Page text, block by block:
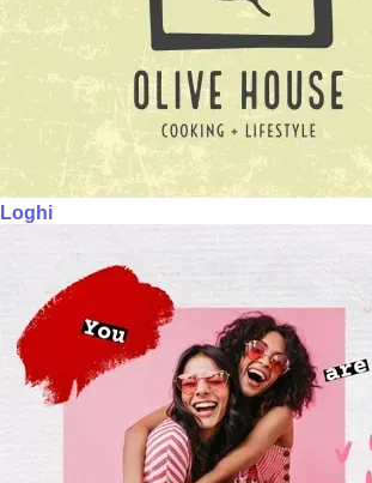
Loghi